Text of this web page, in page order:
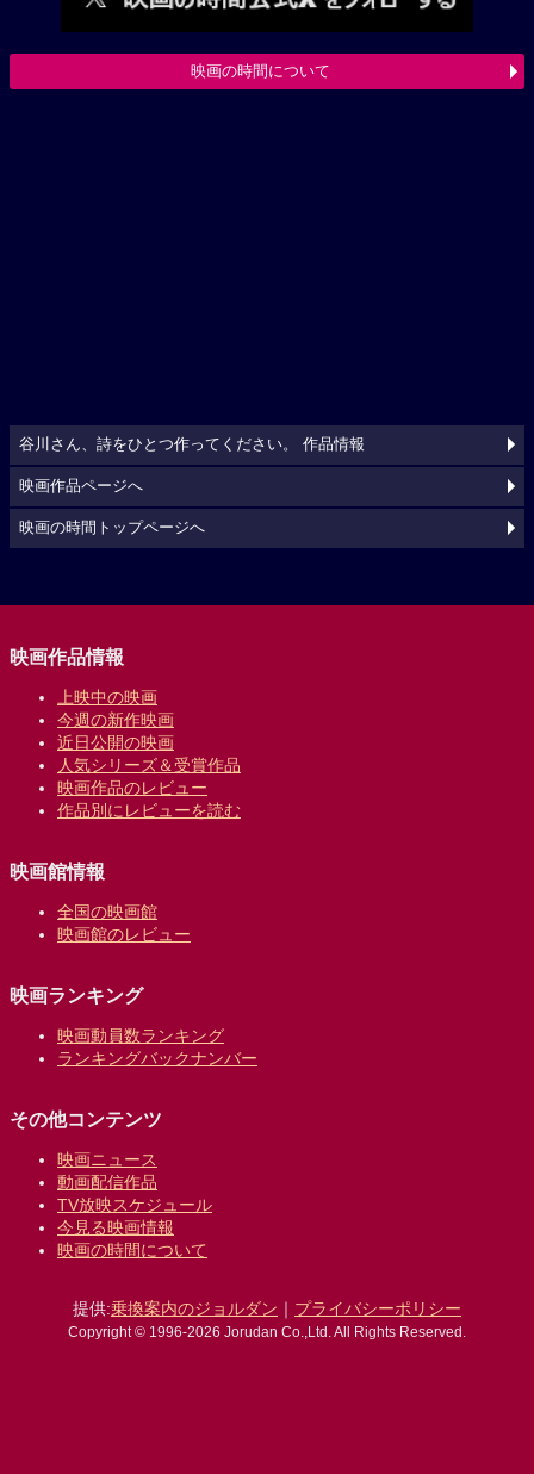
映画の時間について
谷川さん、詩をひとつ作ってください。 作品情報
映画作品ページへ
映画の時間トップページへ
映画作品情報
上映中の映画
今週の新作映画
近日公開の映画
人気シリーズ＆受賞作品
映画作品のレビュー
作品別にレビューを読む
映画館情報
全国の映画館
映画館のレビュー
映画ランキング
映画動員数ランキング
ランキングバックナンバー
その他コンテンツ
映画ニュース
動画配信作品
TV放映スケジュール
今見る映画情報
映画の時間について
提供:乗換案内のジョルダン ｜ プライバシーポリシー
Copyright © 1996-2026 Jorudan Co.,Ltd. All Rights Reserved.